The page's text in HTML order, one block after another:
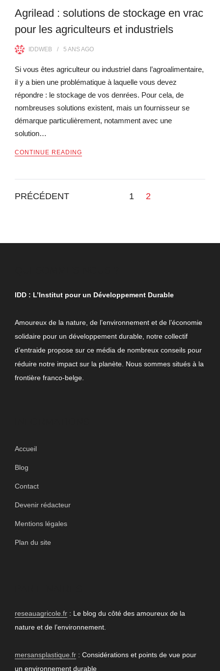
Agrilead : solutions de stockage en vrac
pour les agriculteurs et industriels
IDDWEB 5 ANSAGO
Si vous êtes agriculteur ou industriel dans l’agroalimentaire,
il y a bien une problématique à laquelle vous devez
répondre : le stockage de vos denrées. Pour cela, de
nombreuses solutions existent, mais un fournisseur se
démarque particulièrement, notamment avec une
solution…
CONTINUE READING
PRÉCÉDENT 1 2
IDD : L’Institut pour un Développement Durable
Amoureux de la nature, de l’environnement et de l’économie
solidaire pour un développement durable, notre collectif
d’entraide propose sur ce média de nombreux conseils pour
réduire notre impact sur la planète. Nous sommes situés à la
frontière franco-belge.
Accueil
Blog
Contact
Devenir rédacteur
Mentions légales
Plan du site
reseauagricole.fr : Le blog du côté des amoureux de la
nature et de l’environnement.
mersansplastique.fr : Considérations et points de vue pour
un environnement durable